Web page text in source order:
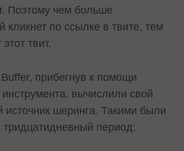
Поэтому чем больше
кликнет по ссылке в твите, тем
твит.
прибегнув к помощи
инструмента, вычислили свой
шеринга. Такими были
тридцатидневный период: